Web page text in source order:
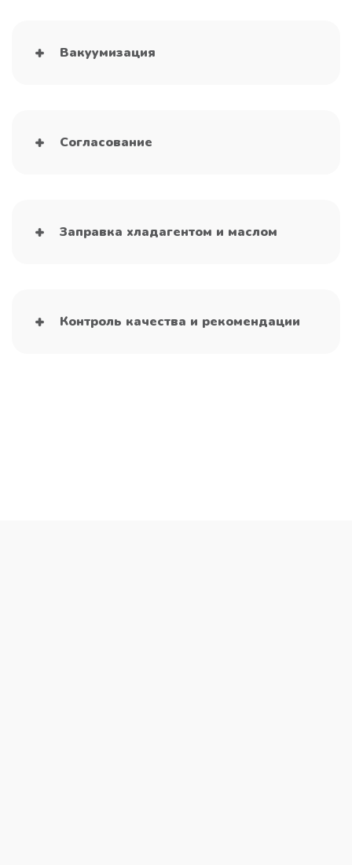
Вакуумизация
Согласование
Заправка хладагентом и маслом
Контроль качества и рекомендации